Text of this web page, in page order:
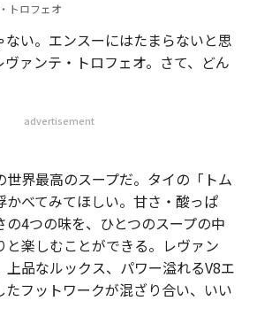
トロフェオ
ない。エンスーにはたまらないと思
ヴァンテ・トロフェオ。さて、どん
advertisement
界最高のスープだ。タイの「トム
かべてみてほしい。甘さ・酸っぱ
の4つの味を、ひとつのスープの中
と楽しむことができる。レヴァン
上品なルックス、パワー溢れるV8エ
たフットワークが混ざり合い、いい